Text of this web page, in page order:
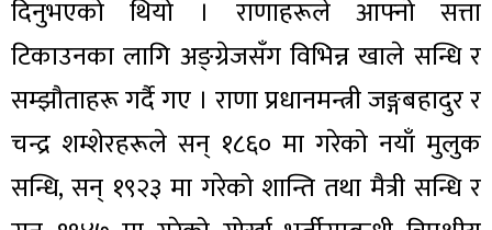
दिनुभएको थियो । राणाहरूले आफ्नो सत्ता
टिकाउनका लागि अङ्ग्रेजसँग विभिन्न खाले सन्धि र
सम्झौताहरू गर्दै गए । राणा प्रधानमन्त्री जङ्गबहादुर र
चन्द्र शम्शेरहरूले सन् १८६० मा गरेको नयाँ मुलुक
सन्धि, सन् १९२३ मा गरेको शान्ति तथा मैत्री सन्धि र